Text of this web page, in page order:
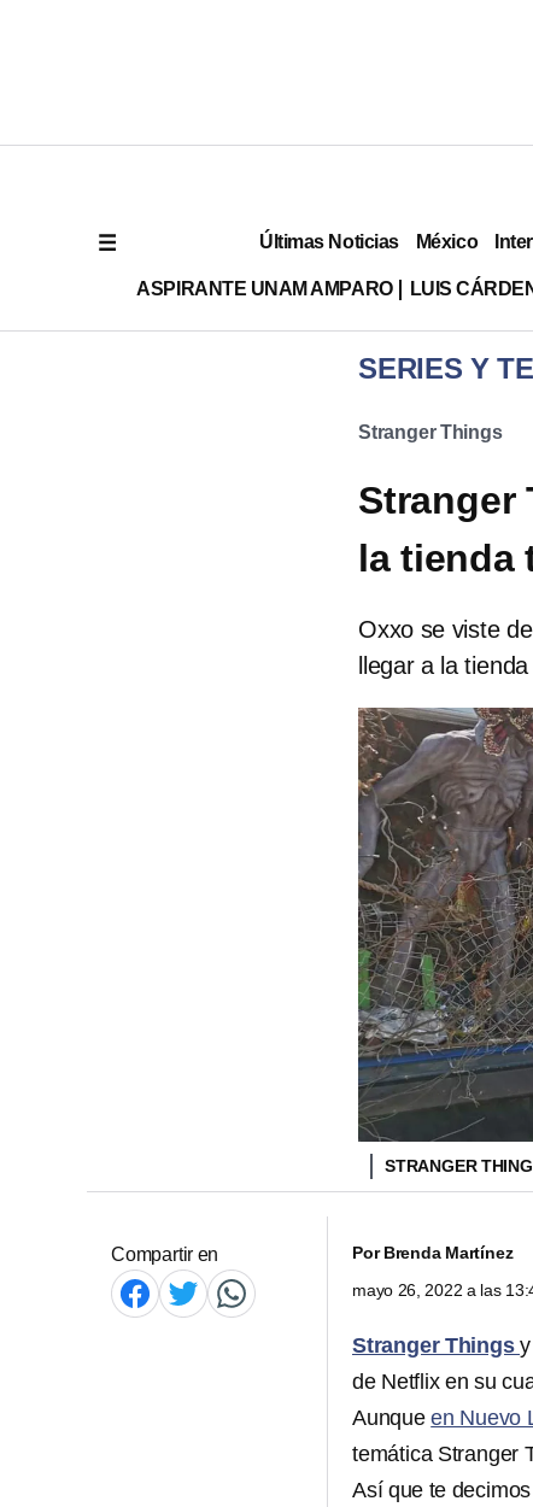
Últimas Noticias México
ASPIRANTE UNAM AMPARO LUIS
SERIES Y
Stranger Things
Stranger
la tienda
Oxxo se viste
llegar a la
STRANGER
Compartir en PorBrenda Martínez
mayo 26, 2022 a las
Stranger Things
de Netflix en su
Aunqueen Nuevo
temática Stranger
Así que te